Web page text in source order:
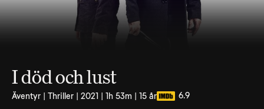
I död och lust
Äventyr | Thriller | 2021 | 1h 53m | 15 år 6.9